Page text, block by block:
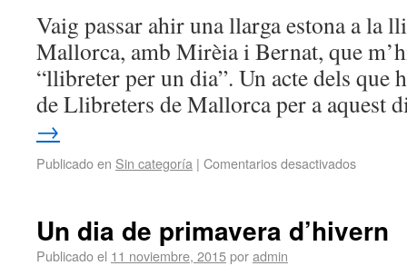
Vaig passar ahir una llarga estona a la
Mallorca, amb Mirèia i Bernat, que
“llibreter per un dia”. Un acte dels que
de Llibreters de Mallorca per a
→
Publicado en Sin categoría | Comentarios desactivados
Un dia de primavera d’hivern
Publicado el 11 noviembre, 2015poradmin